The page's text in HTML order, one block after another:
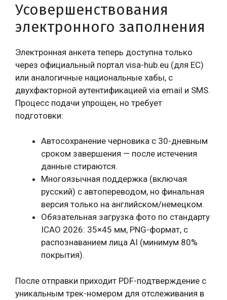
Усовершенствования
электронного заполнения
Электронная анкета теперь доступна только
через официальный портал visa-hub.eu (для ЕС)
или аналогичные национальные хабы, с
двухфакторной аутентификацией via email и SMS.
Процесс подачи упрощен, но требует
подготовки:
Автосохранение черновика с 30-дневным
сроком завершения — после истечения
данные стираются.
Многоязычная поддержка (включая
русский) с автопереводом, но финальная
версия только на английском/немецком.
Обязательная загрузка фото по стандарту
ICAO 2026: 35×45 мм, PNG-формат, с
распознаванием лица AI (минимум 80%
покрытия).
После отправки приходит PDF-подтверждение с
уникальным трек-номером для отслеживания в